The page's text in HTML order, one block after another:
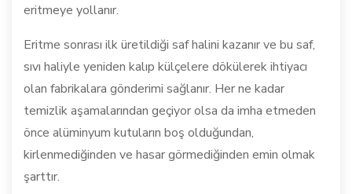
eritmeye yollanır.
Eritme sonrası ilk üretildiği saf halini kazanır ve bu saf,
sıvı haliyle yeniden kalıp külçelere dökülerek ihtiyacı
olan fabrikalara gönderimi sağlanır. Her ne kadar
temizlik aşamalarından geçiyor olsa da imha etmeden
önce alüminyum kutuların boş olduğundan,
kirlenmediğinden ve hasar görmediğinden emin olmak
şarttır.